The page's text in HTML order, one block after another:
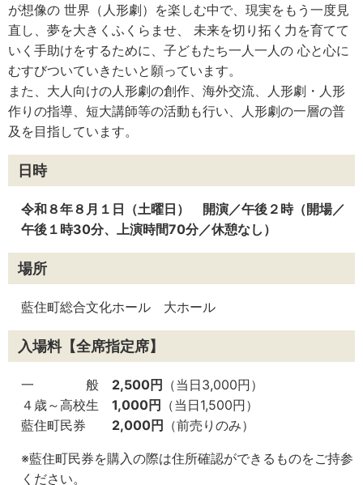
が想像の 世界（人形劇）を楽しむ中で、現実をもう一度見
直し、夢を大きくふくらませ、 未来を切り拓く力を育てて
いく手助けをするために、子どもたち一人一人の 心と心に
むすびついていきたいと願っています。
また、大人向けの人形劇の創作、海外交流、人形劇・人形
作りの指導、短大講師等の活動も行い、人形劇の一層の普
及を目指しています。
日時
令和８年８ 月１日（土曜日）
開演／午後２時（開場／
午後１時30分、上演時間70分／休憩なし）
場所
藍住町総合文化ホール 大ホール
入場料【全席指定席】
一 般 2,500円 （当日3,000円）
４歳～高校生 1,000円 （当日1,500円）
藍住町民券 2,000円 （前売りのみ）
※藍住町民券を購入の際は住所確認ができるものをご持参
ください。